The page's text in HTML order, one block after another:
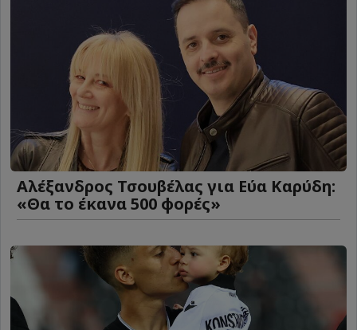
Αλέξανδρος Τσουβέλας για Εύα Καρύδη:
«Θα το έκανα 500 φορές»